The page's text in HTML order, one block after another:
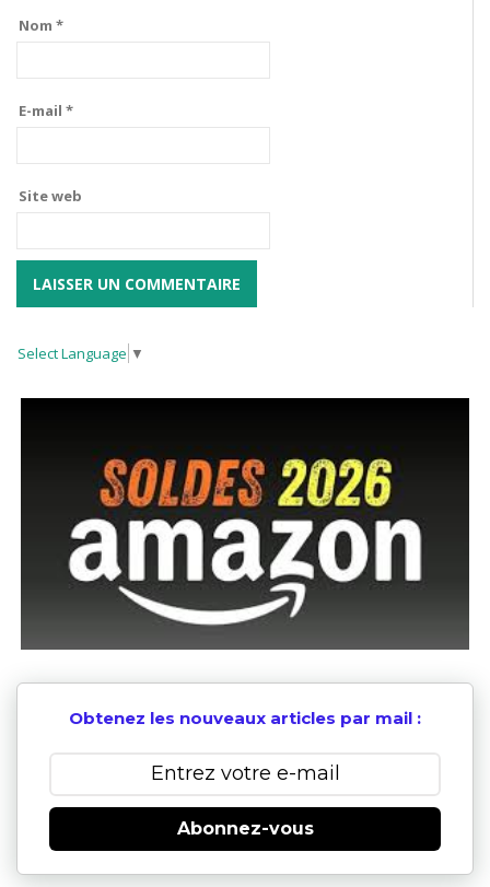
Nom *
E-mail *
Site web
Select Language ▼
Obtenez les nouveaux articles par mail :
Abonnez-vous